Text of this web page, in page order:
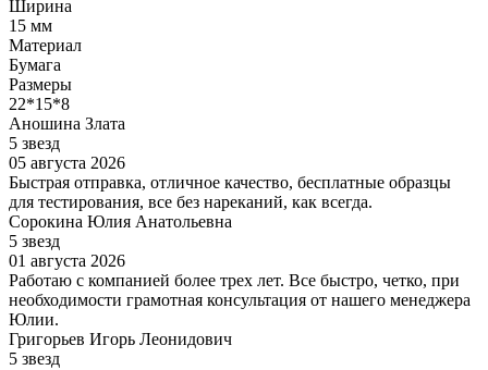
Ширина
15 мм
Материал
Бумага
Размеры
22*15*8
Аношина Злата
5 звезд
05 августа 2026
Быстрая отправка, отличное качество, бесплатные образцы
для тестирования, все без нареканий, как всегда.
Сорокина Юлия Анатольевна
5 звезд
01 августа 2026
Работаю с компанией более трех лет. Все быстро, четко, при
необходимости грамотная консультация от нашего менеджера
Юлии.
Григорьев Игорь Леонидович
5 звезд